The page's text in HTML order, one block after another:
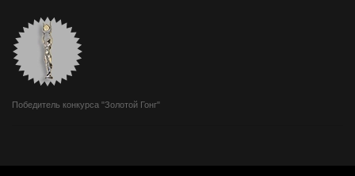
Победитель конкурса "Золотой Гонг"